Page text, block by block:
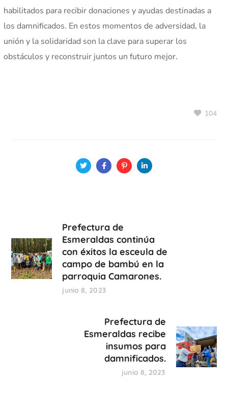
habilitados para recibir donaciones y ayudas destinadas a
los damnificados. En estos momentos de adversidad, la
unión y la solidaridad son la clave para superar los
obstáculos y reconstruir juntos un futuro mejor.
104
Prefectura de
Esmeraldas continúa
con éxitos la esceula de
campo de bambú en la
parroquia Camarones.
junio 8, 2023
Prefectura de
Esmeraldas recibe
insumos para
damnificados.
junio 8, 2023